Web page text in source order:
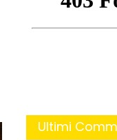
Ultimi